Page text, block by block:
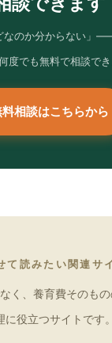
なのか分からない」
度でも無料で相談でき
相談はこちらから
て読みたい関連サ
く、養育費そのも
に役立つサイトです。